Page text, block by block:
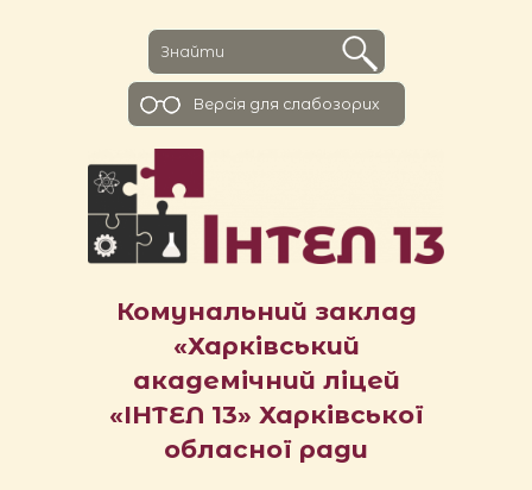
Комунальний заклад
«Харківський
академічний ліцей
«ІНТЕЛ 13» Харківської
обласної ради
Версiя для слабозорих